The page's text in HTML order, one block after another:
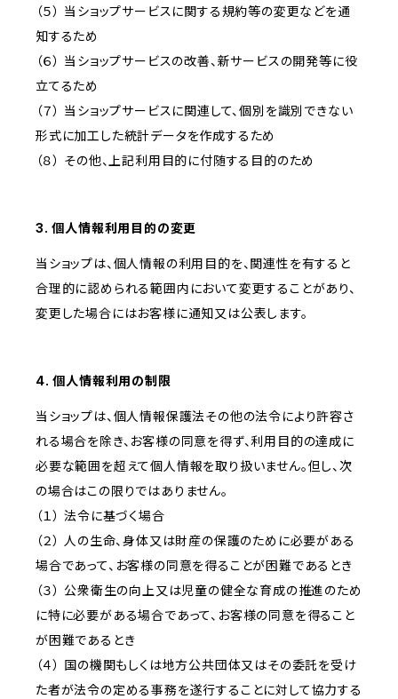
（５） 当ショップサービスに関する規約等の変更などを通
知するため
（６） 当ショップサービスの改善、新サービスの開発等に役
立てるため
（７） 当ショップサービスに関連して、個別を識別できない
形式に加工した統計データを作成するため
（８） その他、上記利用目的に付随する目的のため
3. 個人情報利用目的の変更
当ショップは、個人情報の利用目的を、関連性を有すると
合理的に認められる範囲内において変更することがあり、
変更した場合にはお客様に通知又は公表します。
4. 個人情報利用の制限
当ショップは、個人情報保護法その他の法令により許容さ
れる場合を除き、お客様の同意を得ず、利用目的の達成に
必要な範囲を超えて個人情報を取り扱いません。但し、次
の場合はこの限りではありません。
（１） 法令に基づく場合
（２） 人の生命、身体又は財産の保護のために必要がある
場合であって、お客様の同意を得ることが困難であるとき
（３） 公衆衛生の向上又は児童の健全な育成の推進のため
に特に必要がある場合であって、お客様の同意を得ること
が困難であるとき
（４） 国の機関もしくは地方公共団体又はその委託を受け
た者が法令の定める事務を遂行することに対して協力する